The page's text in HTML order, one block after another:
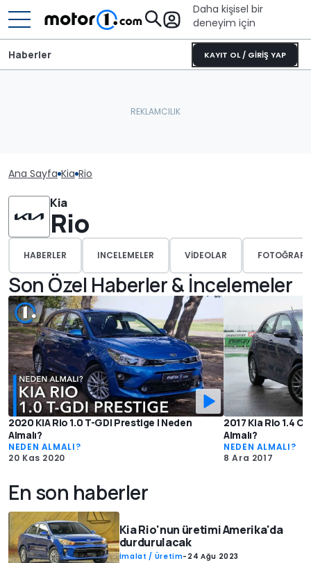
Daha kişisel bir
deneyim için
KAYIT OL / GİRİŞ YAP
Haberler
Ana Sayfa Kia Rio
Kia
Rio
HABERLER INCELEMELER VIDEOLAR
Son Özel Haberler & İncelemeler
2020 KIA Rio 1.0 T-GDI Prestige | Neden
Almalı?
NEDEN ALMALI?
20 Kas 2020
2017 Kia Rio 1.4
Almalı?
NEDEN ALMALI?
8 Ara 2017
En son haberler
Kia Rio'nun üretimi Amerika'da
durdurulacak
İmalat / Üretim- 24 Ağu 2023